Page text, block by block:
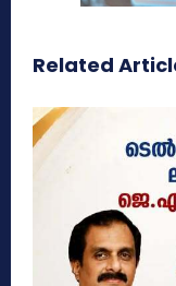
Related